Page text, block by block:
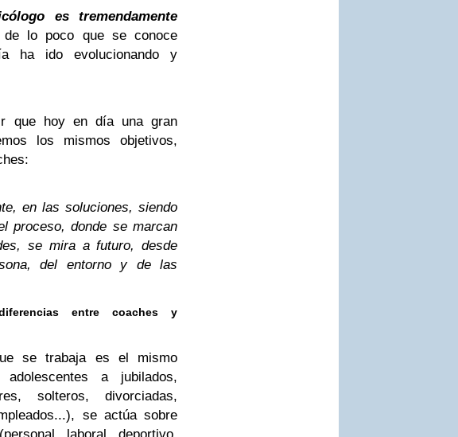
es tremendamente
de lo poco que se conoce
ha ido evolucionando y
que hoy en día una gran
los mismos objetivos,
en las soluciones, siendo
proceso, donde se marcan
se mira a futuro, desde
del entorno y de las
entre coaches y
se trabaja es el mismo
a jubilados,
solteros, divorciadas,
se actúa sobre